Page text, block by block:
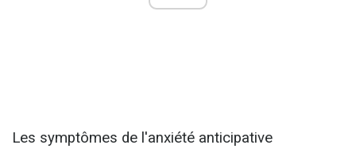
Les symptômes de l'anxiété anticipative